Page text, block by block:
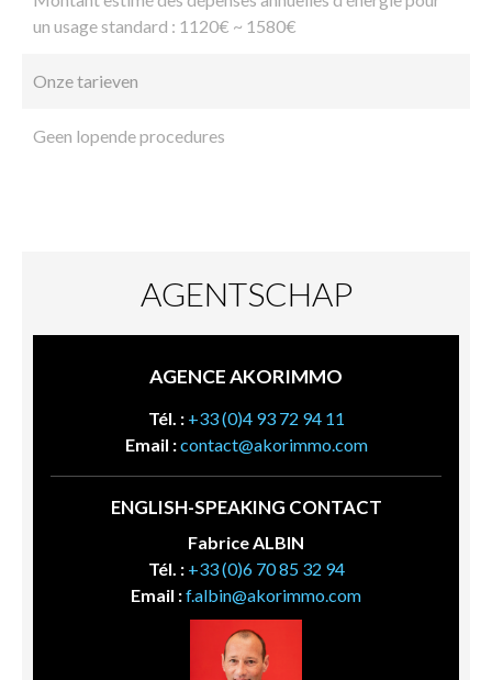
un usage standard : 1120€ ~ 1580€
Onze tarieven
Geen lopende procedures
AGENTSCHAP
AGENCE AKORIMMO
Tél. : +33 (0)4 93 72 94 11
Email :contact@akorimmo.com
ENGLISH-SPEAKING CONTACT
Fabrice ALBIN
Tél. : +33 (0)6 70 85 32 94
Email :f.albin@akorimmo.com